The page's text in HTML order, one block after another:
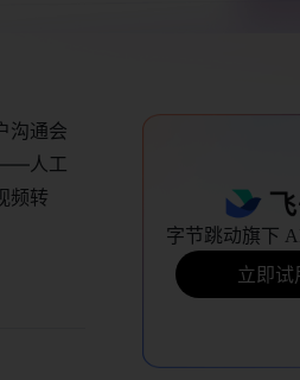
沟通会
——人工
频转
字节跳动旗下
立即试